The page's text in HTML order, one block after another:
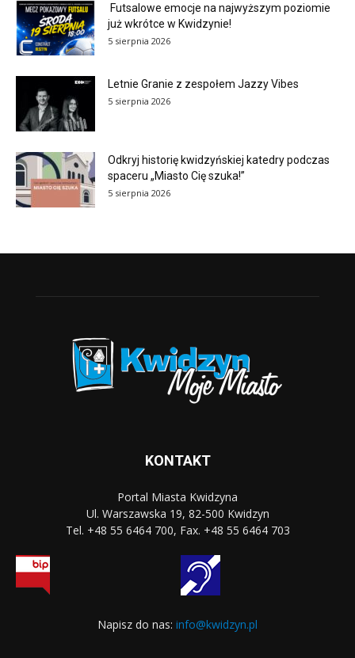
Futsalowe emocje na najwyższym poziomie
już wkrótce w Kwidzynie!
5 sierpnia 2026
Letnie Granie z zespołem Jazzy Vibes
5 sierpnia 2026
Odkryj historię kwidzyńskiej katedry podczas
spaceru „Miasto Cię szuka!”
5 sierpnia 2026
KONTAKT
Portal Miasta Kwidzyna
Ul. Warszawska 19, 82-500 Kwidzyn
Tel. +48 55 6464 700, Fax. +48 55 6464 703
Napisz do nas: info@kwidzyn.pl